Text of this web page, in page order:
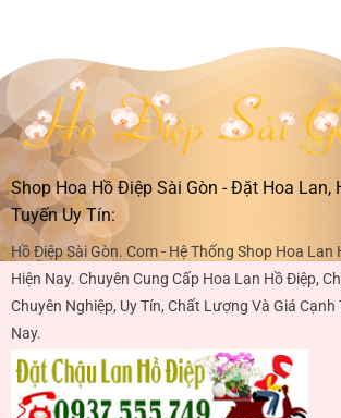
Shop Hoa Hồ Điệp Sài Gòn - Đặt Hoa Lan,
Tuyến Uy Tín:
Hồ Điệp Sài Gòn. Com - Hệ Thống Shop Hoa Lan
Hiện Nay. Chuyên Cung Cấp Hoa Lan Hồ Điệp,
Chuyên Nghiệp, Uy Tín, Chất Lượng Và Giá
Nay.